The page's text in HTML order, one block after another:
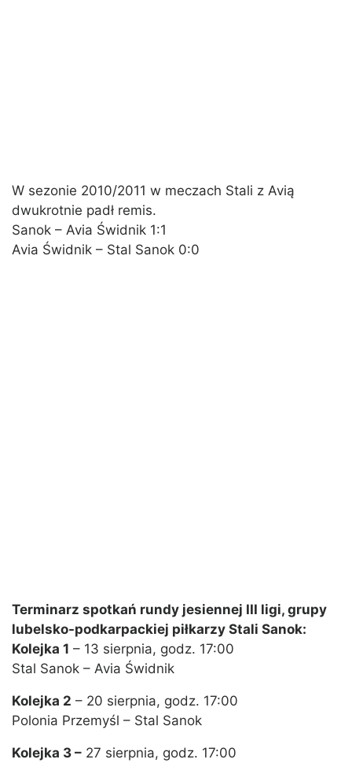
W sezonie 2010/2011 w meczach Stali z Avią
dwukrotnie padł remis.
Sanok – Avia Świdnik 1:1
Avia Świdnik – Stal Sanok 0:0
Terminarz spotkań rundy jesiennej III ligi, grupy
lubelsko-podkarpackiej piłkarzy Stali Sanok:
Kolejka 1 – 13 sierpnia, godz. 17:00
Stal Sanok – Avia Świdnik
Kolejka 2 – 20 sierpnia, godz. 17:00
Polonia Przemyśl – Stal Sanok
Kolejka 3 – 27 sierpnia, godz. 17:00